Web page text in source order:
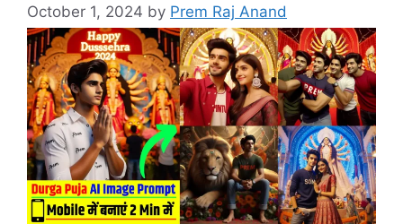
October 1, 2024 by Prem Raj Anand